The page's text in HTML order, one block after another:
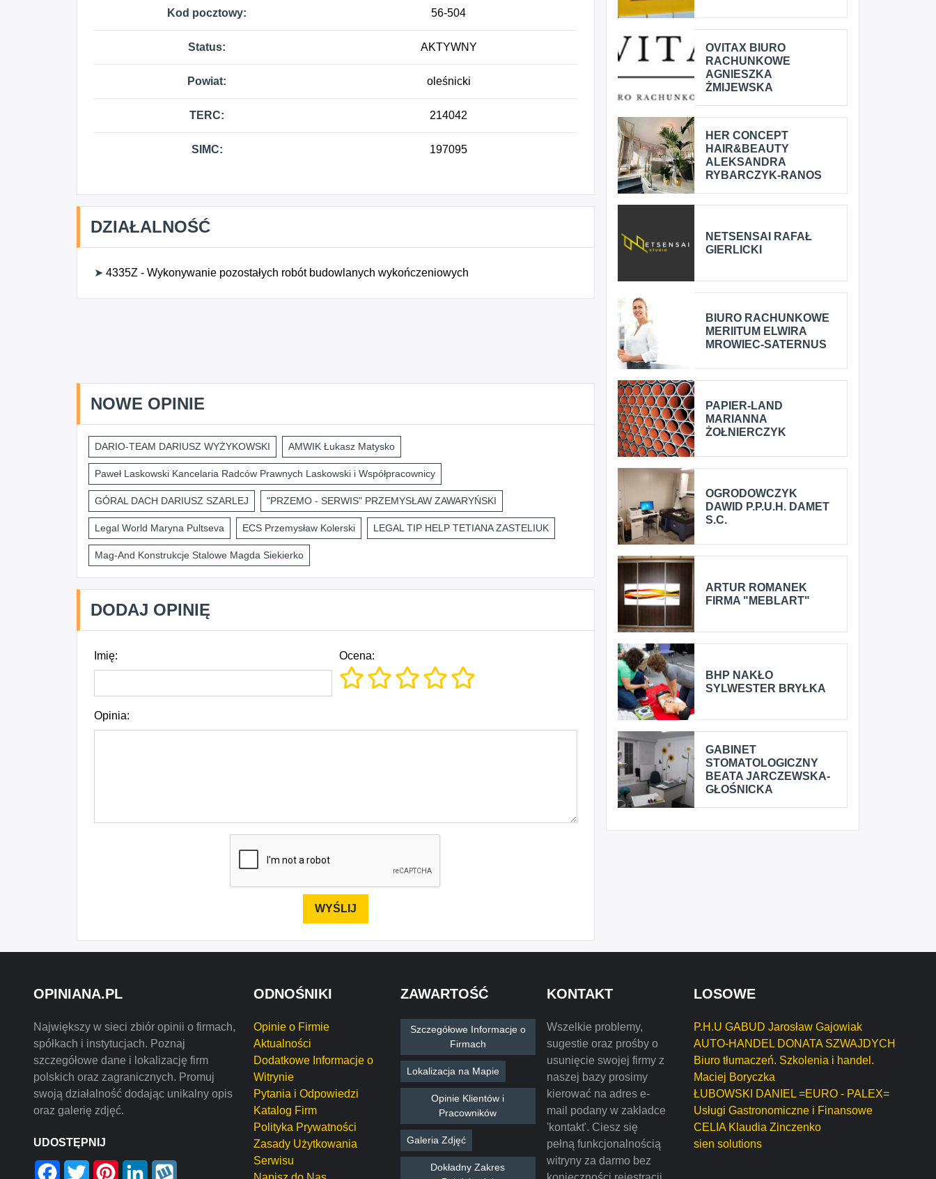
Kod pocztowy: 56-504
Status: AKTYWNY
Powiat: oleśnicki
TERC: 214042
SIMC: 197095
DZIAŁALNOŚĆ
➤ 4335Z - Wykonywanie pozostałych robót budowlanych wykończeniowych
NOWE OPINIE
DARIO-TEAM DARIUSZ WYŻYKOWSKI AMWIK Łukasz Matysko
Paweł Laskowski Kancelaria Radców Prawnych Laskowski i Współpracownicy
GÓRAL DACH DARIUSZ SZARLEJ "PRZEMO - SERWIS" PRZEMYSŁAW ZAWARYŃSKI
Legal World Maryna Pultseva ECS Przemysław Kolerski LEGAL TIP HELP TETIANA ZASTELIUK
Mag-And Konstrukcje Stalowe Magda Siekierko
DODAJ OPINIĘ
Imię: Ocena:
Opinia:
OVITAX BIURO
RACHUNKOWE
AGNIESZKA
ŻMIJEWSKA
HER CONCEPT
HAIR&BEAUTY
ALEKSANDRA
RYBARCZYK-RANOS
NETSENSAI RAFAŁ
GIERLICKI
BIURO RACHUNKOWE
MERIITUM ELWIRA
MROWIEC-SATERNUS
PAPIER-LAND
MARIANNA
ŻOŁNIERCZYK
OGRODOWCZYK
DAWID P.P.U.H. DAMET
S.C.
ARTUR ROMANEK
FIRMA "MEBLART"
BHP NAKŁO
SYLWESTER BRYŁKA
GABINET
STOMATOLOGICZNY
BEATA JARCZEWSKA-
GŁOŚNICKA
OPINIANA.PL
Największy w sieci zbiór opinii o firmach,
spółkach i instytucjach. Poznaj
szczegółowe dane i lokalizację firm
polskich oraz zagranicznych. Promuj
swoją działalność dodając unikalny opis
oraz galerię zdjęć.
UDOSTĘPNIJ
Facebook
Twitter PinterestLinkedIn
ODNOŚNIKI
Opinie o Firmie
Aktualności
Dodatkowe Informacje o
Witrynie
Pytania i Odpowiedzi
Katalog Firm
Polityka Prywatności
Zasady Użytkowania
Serwisu
ZAWARTOŚĆ
Szczegółowe Informacje o
Firmach
Lokalizacja na Mapie
Opinie Klientów i
Pracowników
Galeria Zdjęć
Dokładny Zakres
KONTAKT
Wszelkie problemy,
sugestie oraz prośby o
usunięcie swojej firmy z
naszej bazy prosimy
kierować na adres e-
mail podany w zakładce
'kontakt'. Ciesz się
pełną funkcjonalnością
witryny za darmo bez
LOSOWE
P.H.U GABUD Jarosław Gajowiak
AUTO-HANDEL DONATA SZWAJDYCH
Biuro tłumaczeń. Szkolenia i handel.
Maciej Boryczka
ŁUBOWSKI DANIEL =EURO - PALEX=
Usługi Gastronomiczne i Finansowe
CELIA Klaudia Zinczenko
sien solutions